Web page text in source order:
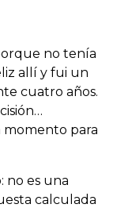
no tenía
allí y fui un
cuatro años.
para
no es una
calculada